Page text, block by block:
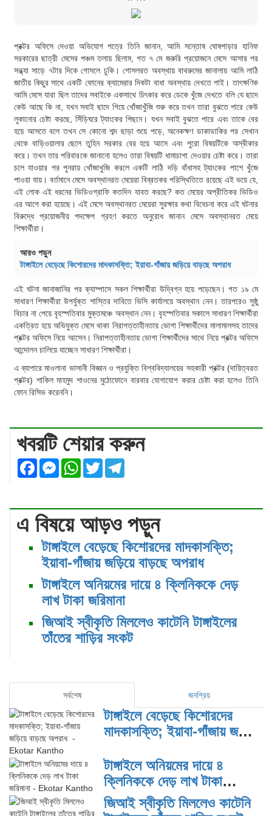
প্রক্টর অফিসে দেওয়া অভিযোগ পত্রে তিনি জানান, আমি সন্তোষ ঘোষপাড়ার হানিফ
সরকারের ছাত্রী মেসের পঞ্চম তলায় ছিলাম, গত ৭ মে জরুরি প্রয়োজনে মেসে আসার পর
সন্ধ্যা সাড়ে ৭টার দিকে গোসলে ঢুকি। গোসলরত অবস্থায় বাথরুমের জানালায় আমি লাঠি
জাতীয় কিছুর সাথে একটি ফোনের ক্যামেরার দিকটা বাধা অবস্থায় দেখতে পাই। তাৎক্ষণিক
আমি মেসে যারা ছিল তাদের সবাইকে একসাথে চিৎকার করে ডেকে খুঁজে দেখতে বলি যে ছাদে
কেউ আছে কি না, যখন সবাই ছাদে গিয়ে খোঁজাখুঁজি শুরু করে তখন তারা বুঝতে পারে কেউ
লুকানোর চেষ্টা করছে, সিঁড়িঘরে ট্যাংকের পিছনে। যখন সবাই বুঝতে পারে এবং তাকে বের
হয়ে আসতে বলে তখন সে কোনো শব্দ ছাড়া শুয়ে পড়ে, অনেকক্ষণ ডাকাডাকির পর সেখান
থেকে বাড়িওয়ালার ছেলে তুহিন সরকার বের হয়ে আসে এবং পুরো বিষয়টিকে অস্বীকার
করে। তখন তার পরিবারকে জানানো হলেও তারা বিষয়টি ধামাচাপা দেওয়ার চেষ্টা করে। তারা
চলে যাওয়ার পর পুনরায় খোঁজাখুজি করলে একটি লাঠি দড়ি বাঁধাসহ ট্যাংকের পাশে খুঁজে
পাওয়া যায়। বর্তমানে মেসে অবস্থানরত মেয়েরা বিব্রতকর পরিস্থিতিতে রয়েছে এই ভয়ে যে,
এই লোক এই ধরনের ভিডিওগ্রাফি কতদিন যাবত করছে? কত মেয়ের অপ্রীতিকর ভিডিও
এর আগে করা হয়েছে। এই মেসে অবস্থানরত মেয়েরা সুরক্ষার কথা বিবেচনা করে এই ঘটনার
বিরুদ্ধে প্রয়োজনীয় পদক্ষেপ গ্রহণ করতে অনুরোধ জানান মেসে অবস্থানরত মেয়ে
শিক্ষার্থীরা।
আরও পড়ুন
টাঙ্গাইলে বেড়েছে কিশোরদের মাদকাসক্তি; ইয়াবা-গাঁজায় জড়িয়ে বাড়ছে অপরাধ
এই ঘটনা জানাজানির পর ক্যাম্পাসে সকল শিক্ষার্থীরা উদ্বিগ্ন হয়ে পড়েছেন। গত ১৯ মে
সাধারণ শিক্ষার্থীরা উপর্যুক্ত শাস্তির দাবিতে ভিসি কার্যালয়ে অবস্থান নেন। তারপরেও সুষ্ঠু
বিচার না পেয়ে বৃহস্পতিবার মুক্তমঞ্চে অবস্থান নেন। বৃহস্পতিবার সকালে সাধারণ শিক্ষার্থীরা
একত্রিত হয়ে অভিযুক্ত মেসে থাকা নিরাপত্তাহীনতায় ভোগা শিক্ষার্থীদের মালামালসহ তাদের
প্রক্টর অফিসে নিয়ে আসেন। নিরাপত্তাহীনতায় ভোগা শিক্ষার্থীদের সাথে নিয়ে প্রক্টর অফিসে
আন্দোলন চালিয়ে যাচ্ছেন সাধারণ শিক্ষার্থীরা।
এ ব্যাপারে মাওলানা ভাসানী বিজ্ঞান ও প্রযুক্তি বিশ্ববিদ্যালয়ের সহকারী প্রক্টর (দায়িত্বরত
প্রক্টর) শাকিল মাহমুদ শাওনের মুঠোফোনে বারবার যোগাযোগ করার চেষ্টা করা হলেও তিনি
ফোন রিসিভ করেননি।
খবরটি শেয়ার করুন
FacebookMessenger
WhatsApp
Twitter
এ বিষয়ে আড়ও পড়ুন
টাঙ্গাইলে বেড়েছে কিশোরদের মাদকাসক্তি;
ইয়াবা-গাঁজায় জড়িয়ে বাড়ছে অপরাধ
টাঙ্গাইলে অনিয়মের দায়ে ৪ ক্লিনিককে দেড়
লাখ টাকা জরিমানা
জিআই স্বীকৃতি মিললেও কাটেনি টাঙ্গাইলের
তাঁতের শাড়ির সংকট
সর্বশেষ জনপ্রিয়
টাঙ্গাইলে বেড়েছে কিশোরদের
মাদকাসক্তি; ইয়াবা-গাঁজায় জড়িয়ে
টাঙ্গাইলে অনিয়মের দায়ে ৪
ক্লিনিককে দেড় লাখ টাকা
জরিমানা
জিআই স্বীকৃতি মিললেও কাটেনি